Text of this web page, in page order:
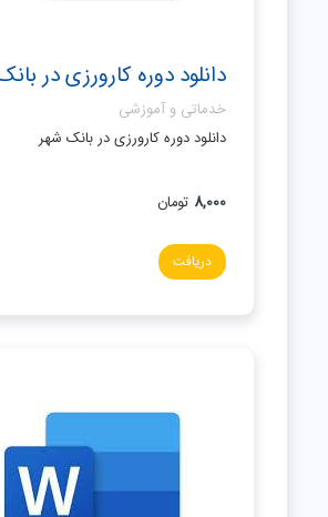
دانلود دوره کارورزی در
خدماتی و آموزشی
دانلود دوره کارورزی در بانک شهر
8,000 تومان
دریافت